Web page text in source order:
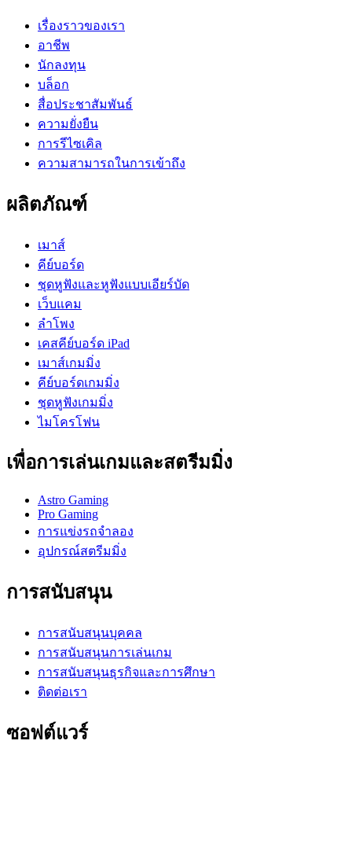
เรื่องราวของเรา
อาชีพ
นักลงทุน
บล็อก
สื่อประชาสัมพันธ์
ความยั่งยืน
การรีไซเคิล
ความสามารถในการเข้าถึง
ผลิตภัณฑ์
เมาส์
คีย์บอร์ด
ชุดหูฟังและหูฟังแบบเอียร์บัด
เว็บแคม
ลำโพง
เคสคีย์บอร์ด iPad
เมาส์เกมมิ่ง
คีย์บอร์ดเกมมิ่ง
ชุดหูฟังเกมมิ่ง
ไมโครโฟน
เพื่อการเล่นเกมและสตรีมมิ่ง
Astro Gaming
Pro Gaming
การแข่งรถจำลอง
อุปกรณ์สตรีมมิ่ง
การสนับสนุน
การสนับสนุนบุคคล
การสนับสนุนการเล่นเกม
การสนับสนุนธุรกิจและการศึกษา
ติดต่อเรา
ซอฟต์แวร์